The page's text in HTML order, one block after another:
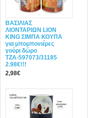
ΒΑΣΙΛΙΑΣ
ΛΙΟΝΤΑΡΙΩΝ LION
KING ΣΙΜΠΑ ΚΟΥΠΑ
για μπομπονιέρες
γούρι δώρο
ΤΖΑ-597073/31185
2.98€!!!
2,98€